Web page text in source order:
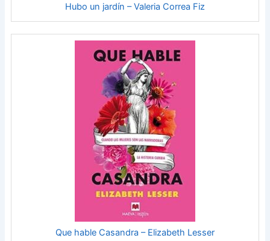
Hubo un jardín – Valeria Correa Fiz
Que hable Casandra – Elizabeth Lesser